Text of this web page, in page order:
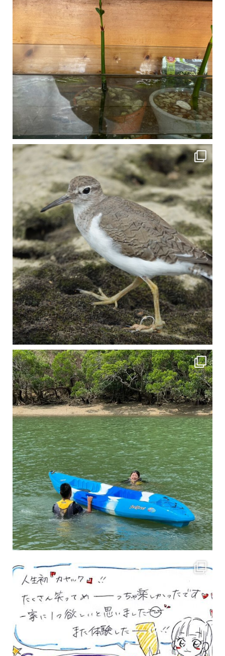
比謝川でよく見られる生き物 「イソシギ」の足に釣り針が(>_<) 比謝川は釣りが可
4月に入り、新人教育の為カヤックから落ちた際の救助の実技練習の風景です。 一人前の